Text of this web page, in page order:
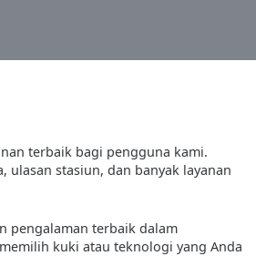
terbaik bagi pengguna kami.
ulasan stasiun, dan banyak layanan
pengalaman terbaik dalam
kuki atau teknologi yang Anda